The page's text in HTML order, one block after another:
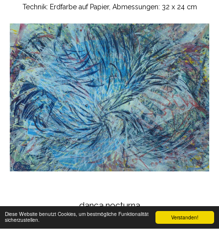
Verstanden!
Diese Website benutzt Cookies, um bestmögliche Funktionalität
sicherzustellen.
Technik: Erdfarbe auf Papier, Abmessungen: 32 x 24 cm
dança nocturna
Technik: Erdfarbe auf Papier, Abmessungen: 32 x 24 cm